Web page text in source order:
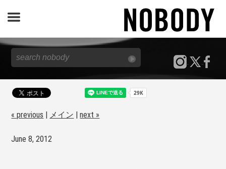
JOURNAL
SPECIAL
REPORT
NOBODY STORE
« previous メイン |next »
June 8, 2012